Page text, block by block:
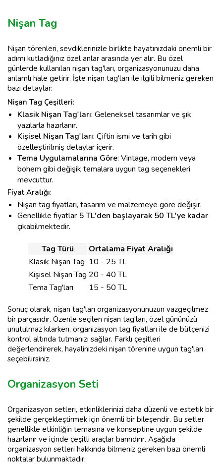
Nişan Tag
Nişan törenleri, sevdiklerinizle birlikte hayatınızdaki önemli bir
adımı kutladığınız özel anlar arasında yer alır. Bu özel
günlerde kullanılan nişan tag'ları, organizasyonunuzu daha
anlamlı hale getirir. İşte nişan tag'ları ile ilgili bilmeniz gereken
bazı detaylar:
Nişan Tag Çeşitleri:
Klasik Nişan Tag'ları: Geleneksel tasarımlar ve şık
yazılarla hazırlanır.
Kişisel Nişan Tag'ları: Çiftin ismi ve tarih gibi
özelleştirilmiş detaylar içerir.
Tema Uygulamalarına Göre: Vintage, modern veya
bohem gibi değişik temalara uygun tag seçenekleri
mevcuttur.
Fiyat Aralığı:
Nişan tag fiyatları, tasarım ve malzemeye göre değişir.
Genellikle fiyatlar 5 TL'den başlayarak 50 TL'ye kadar
çıkabilmektedir.
Tag Türü
Ortalama Fiyat Aralığı
Klasik Nişan Tag 10 - 25 TL
Kişisel Nişan Tag 20 - 40 TL
Tema Tag'ları
15 - 50 TL
Sonuç olarak, nişan tag'ları organizasyonunuzun vazgeçilmez
bir parçasıdır. Özenle seçilen nişan tag'ları, özel gününüzü
unutulmaz kılarken, organizasyon tag fiyatları ile de bütçenizi
kontrol altında tutmanızı sağlar. Farklı çeşitleri
değerlendirerek, hayalinizdeki nişan törenine uygun tag'ları
seçebilirsiniz.
Organizasyon Seti
Organizasyon setleri, etkinliklerinizi daha düzenli ve estetik bir
şekilde gerçekleştirmek için önemli bir bileşendir. Bu setler
genellikle etkinliğin temasına ve konseptine uygun şekilde
hazırlanır ve içinde çeşitli araçlar barındırır. Aşağıda
organizasyon setleri hakkında bilmeniz gereken bazı önemli
noktalar bulunmaktadır: